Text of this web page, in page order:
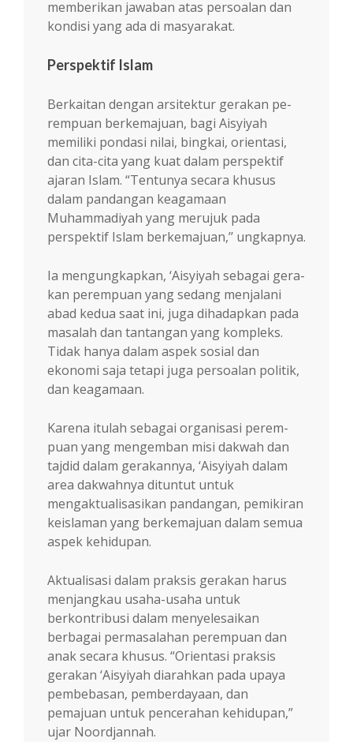
memberikan jawaban atas persoa­lan dan
kondisi yang ada di masyarakat.
Perspektif Islam
Berkaitan dengan arsitektur gerakan pe­
rem­puan berkemajuan, bagi Aisyiyah
memiliki pondasi nilai, bingkai, orientasi,
dan cita-cita yang kuat dalam perspektif
ajaran Islam. “Ten­tunya secara khusus
dalam pandangan ke­agamaan
Muhammadiyah yang merujuk pada
perspektif Islam berkemajuan,’’ ungkapnya.
Ia mengungkapkan, ‘Aisyiyah sebagai gera­
kan perempuan yang sedang menjalani
abad kedua saat ini, juga dihadapkan pada
masalah dan tantangan yang kompleks.
Tidak hanya dalam aspek sosial dan
ekonomi saja tetapi juga persoalan politik,
dan keagamaan.
Karena itulah sebagai organisasi perem­
puan yang mengemban misi dakwah dan
tajdid da­lam gerakannya, ‘Aisyiyah dalam
area dak­wahnya dituntut untuk
mengaktualisasikan pan­dangan, pemikiran
keislaman yang berke­majuan dalam semua
aspek kehidupan.
Aktualisasi dalam praksis gerakan harus
menjangkau usaha-usaha untuk
berkontribusi dalam menyelesaikan
berbagai permasalahan perempuan dan
anak secara khusus. “Orientasi praksis
gerakan ‘Aisyiyah di­arahkan pada upaya
pembebasan, pemberda­ya­an, dan
pemajuan untuk pencerahan kehi­dupan,”
ujar Noordjannah.